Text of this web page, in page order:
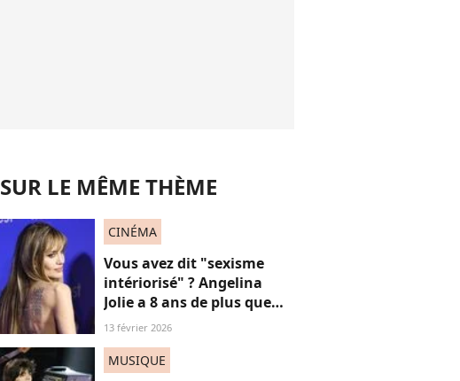
SUR LE MÊME THÈME
CINÉMA
Vous avez dit "sexisme
intériorisé" ? Angelina
Jolie a 8 ans de plus que
Louis Garrel, son
rouges, et ça dérange... les
13 février 2026
MUSIQUE